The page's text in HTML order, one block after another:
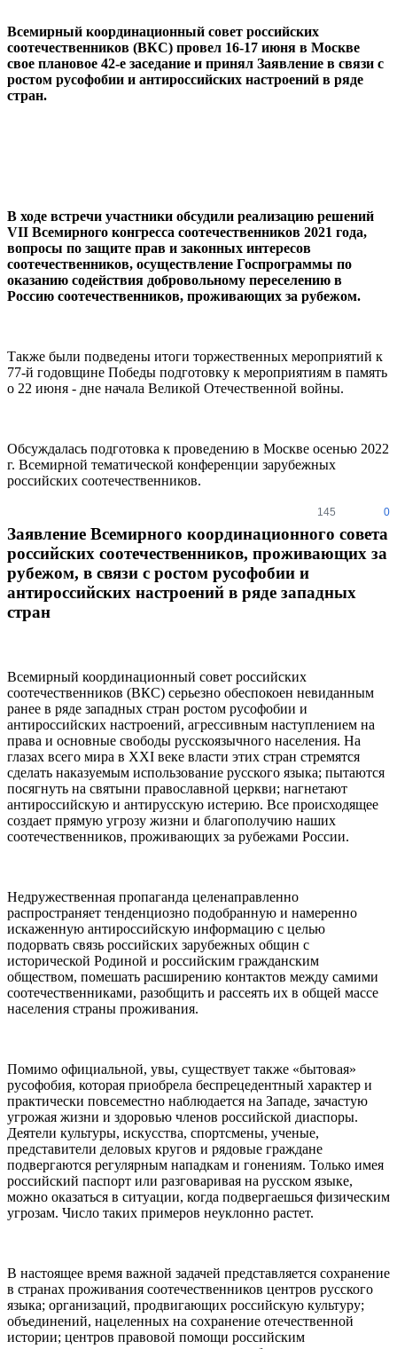
Всемирный координационный совет российских
соотечественников (ВКС) провел 16-17 июня в Москве
свое плановое 42-е заседание и принял Заявление в связи с
ростом русофобии и антироссийских настроений в ряде
стран.
В ходе встречи участники обсудили реализацию решений
VII Всемирного конгресса соотечественников 2021 года,
вопросы по защите прав и законных интересов
соотечественников, осуществление Госпрограммы по
оказанию содействия добровольному переселению в
Россию соотечественников, проживающих за рубежом.
Также были подведены итоги торжественных мероприятий к
77-й годовщине Победы подготовку к мероприятиям в память
о 22 июня - дне начала Великой Отечественной войны.
Обсуждалась подготовка к проведению в Москве осенью 2022
г. Всемирной тематической конференции зарубежных
российских соотечественников.
145 0
Заявление Всемирного координационного совета
российских соотечественников, проживающих за
рубежом, в связи с ростом русофобии и
антироссийских настроений в ряде западных
стран
Всемирный координационный совет российских
соотечественников (ВКС) серьезно обеспокоен невиданным
ранее в ряде западных стран ростом русофобии и
антироссийских настроений, агрессивным наступлением на
права и основные свободы русскоязычного населения. На
глазах всего мира в ХХI веке власти этих стран стремятся
сделать наказуемым использование русского языка; пытаются
посягнуть на святыни православной церкви; нагнетают
антироссийскую и антирусскую истерию. Все происходящее
создает прямую угрозу жизни и благополучию наших
соотечественников, проживающих за рубежами России.
Недружественная пропаганда целенаправленно
распространяет тенденциозно подобранную и намеренно
искаженную антироссийскую информацию с целью
подорвать связь российских зарубежных общин с
исторической Родиной и российским гражданским
обществом, помешать расширению контактов между самими
соотечественниками, разобщить и рассеять их в общей массе
населения страны проживания.
Помимо официальной, увы, существует также «бытовая»
русофобия, которая приобрела беспрецедентный характер и
практически повсеместно наблюдается на Западе, зачастую
угрожая жизни и здоровью членов российской диаспоры.
Деятели культуры, искусства, спортсмены, ученые,
представители деловых кругов и рядовые граждане
подвергаются регулярным нападкам и гонениям. Только имея
российский паспорт или разговаривая на русском языке,
можно оказаться в ситуации, когда подвергаешься физическим
угрозам. Число таких примеров неуклонно растет.
В настоящее время важной задачей представляется сохранение
в странах проживания соотечественников центров русского
языка; организаций, продвигающих российскую культуру;
объединений, нацеленных на сохранение отечественной
истории; центров правовой помощи российским